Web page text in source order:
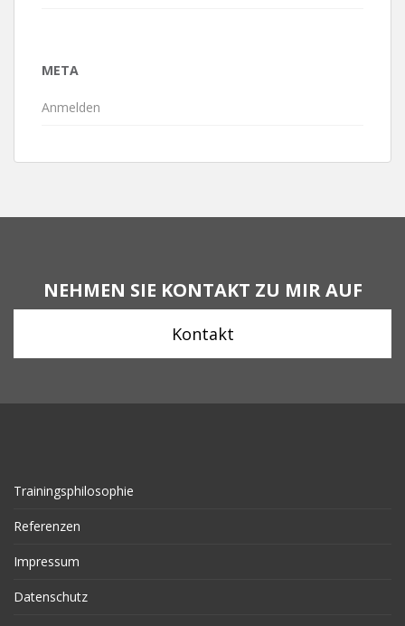
META
Anmelden
NEHMEN SIE KONTAKT ZU MIR AUF
Kontakt
Trainingsphilosophie
Referenzen
Impressum
Datenschutz